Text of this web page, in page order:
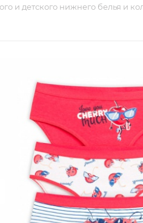
и детского нижнего белья и